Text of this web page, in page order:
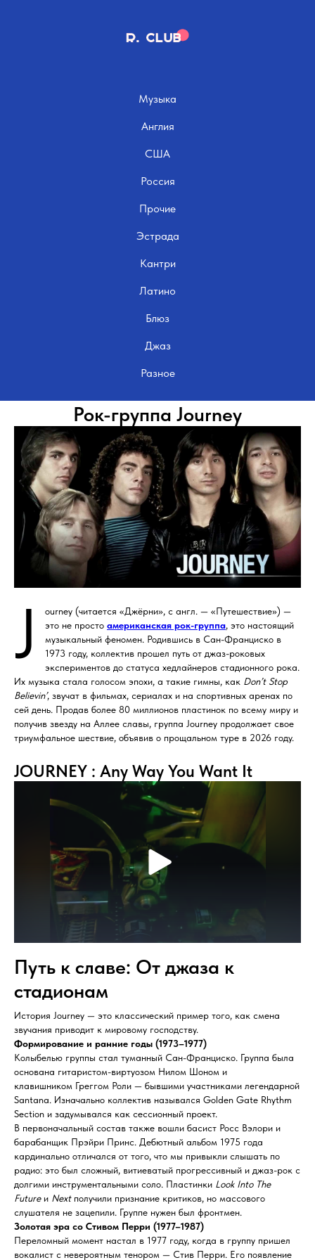
Музыка
Англия
США
Россия
Прочие
Эстрада
Кантри
Латино
Блюз
Джаз
Разное
Рок-группа Journey
J
ourney (читается «Джёрни», с англ. — «Путешествие») —
это не просто американская рок-группа, это настоящий
музыкальный феномен. Родившись в Сан-Франциско в
1973 году, коллектив прошел путь от джаз-роковых
экспериментов до статуса хедлайнеров стадионного рока.
Их музыка стала голосом эпохи, а такие гимны, как Don’t Stop
Believin’, звучат в фильмах, сериалах и на спортивных аренах по
сей день. Продав более 80 миллионов пластинок по всему миру и
получив звезду на Аллее славы, группа Journey продолжает свое
триумфальное шествие, объявив о прощальном туре в 2026 году.
JOURNEY : Any Way You Want It
Путь к славе: От джаза к
стадионам
История Journey — это классический пример того, как смена
звучания приводит к мировому господству.
Формирование и ранние годы (1973–1977)
Колыбелью группы стал туманный Сан-Франциско. Группа была
основана гитаристом-виртуозом Нилом Шоном и
клавишником Греггом Роли — бывшими участниками легендарной
Santana. Изначально коллектив назывался Golden Gate Rhythm
Section и задумывался как сессионный проект.
В первоначальный состав также вошли басист Росс Вэлори и
барабанщик Прэйри Принс. Дебютный альбом 1975 года
кардинально отличался от того, что мы привыкли слышать по
радио: это был сложный, витиеватый прогрессивный и джаз-рок с
долгими инструментальными соло. Пластинки Look Into The
Futureи Nextполучили признание критиков, но массового
слушателя не зацепили. Группе нужен был фронтмен.
Золотая эра со Стивом Перри (1977–1987)
Переломный момент настал в 1977 году, когда в группу пришел
вокалист с невероятным тенором — Стив Перри. Его появление